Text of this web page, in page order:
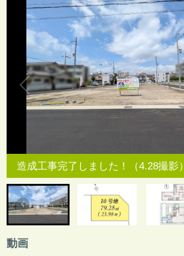
造成工事完了しました！（4.28撮影）
動画